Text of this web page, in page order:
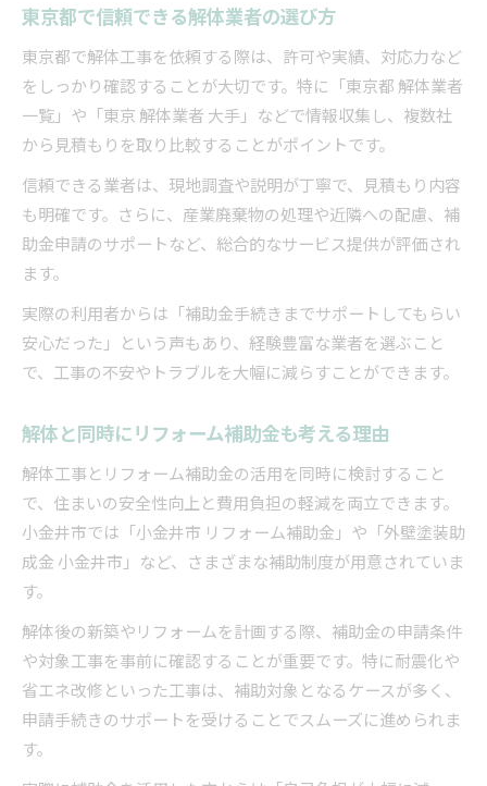
東京都で信頼できる解体業者の選び方
東京都で解体工事を依頼する際は、許可や実績、対応力など
をしっかり確認することが大切です。特に「東京都 解体業者
一覧」や「東京 解体業者 大手」などで情報収集し、複数社
から見積もりを取り比較することがポイントです。
信頼できる業者は、現地調査や説明が丁寧で、見積もり内容
も明確です。さらに、産業廃棄物の処理や近隣への配慮、補
助金申請のサポートなど、総合的なサービス提供が評価され
ます。
実際の利用者からは「補助金手続きまでサポートしてもらい
安心だった」という声もあり、経験豊富な業者を選ぶこと
で、工事の不安やトラブルを大幅に減らすことができます。
解体と同時にリフォーム補助金も考える理由
解体工事とリフォーム補助金の活用を同時に検討すること
で、住まいの安全性向上と費用負担の軽減を両立できます。
小金井市では「小金井市 リフォーム補助金」や「外壁塗装助
成金 小金井市」など、さまざまな補助制度が用意されていま
す。
解体後の新築やリフォームを計画する際、補助金の申請条件
や対象工事を事前に確認することが重要です。特に耐震化や
省エネ改修といった工事は、補助対象となるケースが多く、
申請手続きのサポートを受けることでスムーズに進められま
す。